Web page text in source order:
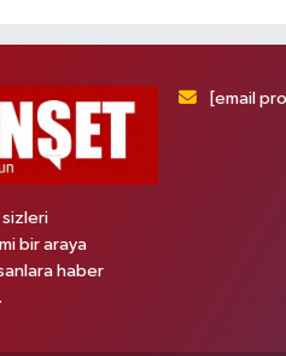
sizleri
bir araya
haber
[email